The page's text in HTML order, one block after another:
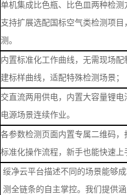
单机集成比色瓶、比色皿两种检
支持扩展选配国标空气类检测项
测。
内置标准化工作曲线，无需现场
建标样曲线，适配特殊检测场景 ；
交直流两用供电，内置大容量锂电
电源场景连续作业。
各参数检测页面内置专属二维码
标准化操作流程，新手也能快速上
绥净云平台描述不同的场景能够
测全链条的自主掌控。我们提供